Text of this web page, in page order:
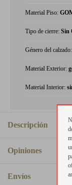
Material Piso:
Tipo de cierre: Sin
Género del calzado:
Material Exterior:
Material Interior:
Descripción
Opiniones
Envíos